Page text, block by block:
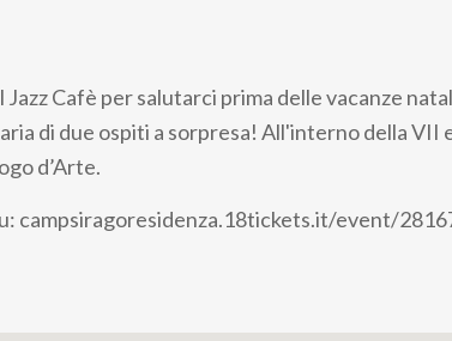
Cafè per salutarci prima delle vacanze
di due ospiti a sorpresa! All'interno della VII
d’Arte.
campsiragoresidenza.18tickets.it/event/